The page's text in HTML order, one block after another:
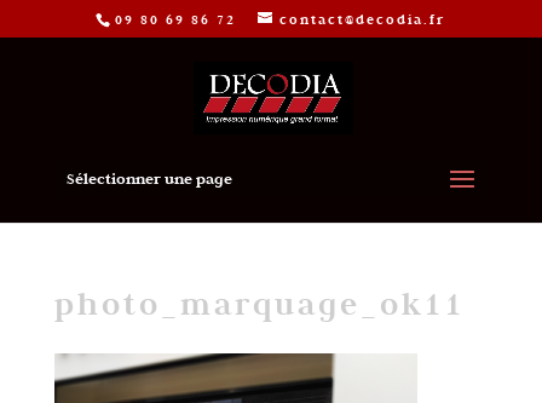
09 80 69 86 72 contact@decodia.fr
Sélectionner une page
photo_marquage_ok11